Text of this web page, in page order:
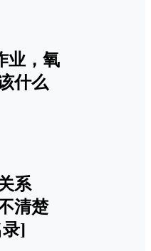
业，氧
什么
系
清楚
]